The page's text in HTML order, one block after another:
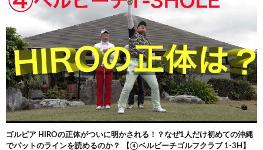
ゴルピア HIROの正体がついに明かされる！？なぜ1人だけ初めての沖縄
でパットのラインを読めるのか？ 【④ベルビーチゴルフクラブ 1-3H】